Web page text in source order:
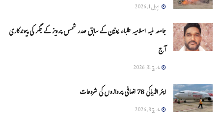
اپریل 1, 2026
جامعہ ملیہ اسلامیہ طلباء یونین کے سابق صدر شمس پرویز کے جگر کی پیوندکاری
آج
مارچ 31, 2026
ایئر انڈیاکی 78 اضافی پروازوں کی شروعات
مارچ 8, 2026